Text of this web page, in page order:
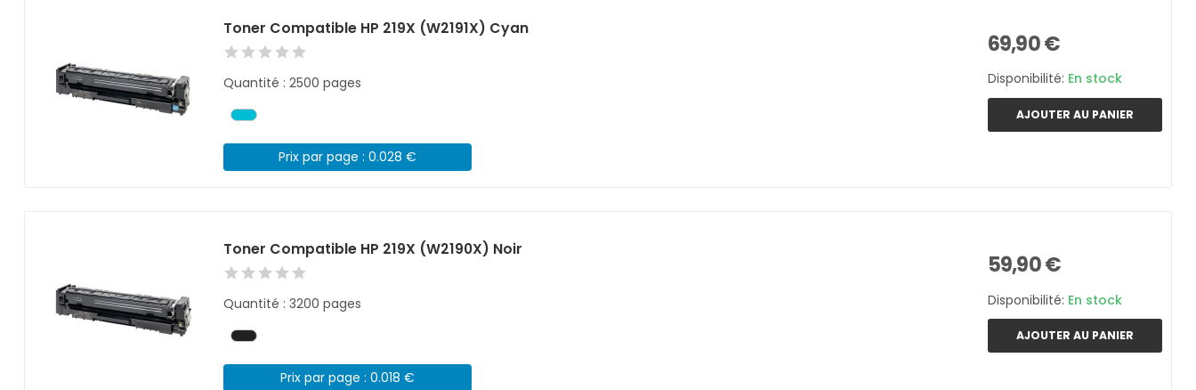
Toner Compatible HP 219X (W2191X) Cyan
Quantité : 2500 pages
Prix par page : 0.028 €
69,90 €
Disponibilité: En stock
AJOUTER AU PANIER
Toner Compatible HP 219X (W2190X) Noir
Quantité : 3200 pages
Prix par page : 0.018 €
59,90 €
Disponibilité: En stock
AJOUTER AU PANIER